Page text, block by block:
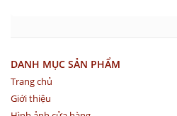
DANH MỤC SẢN PHẨM
Trang chủ
Giới thiệu